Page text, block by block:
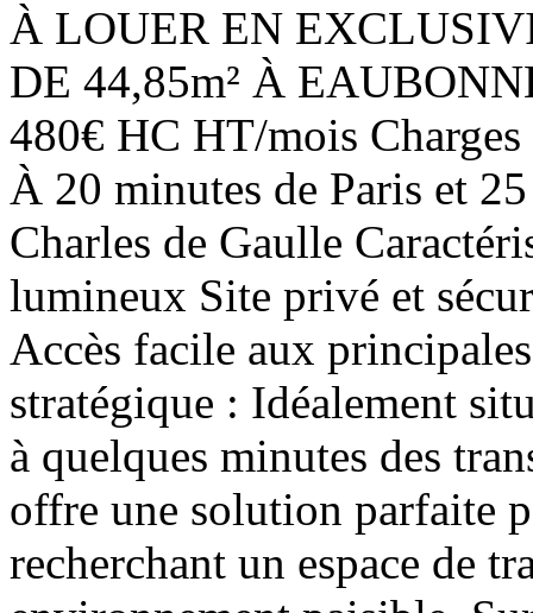
À LOUER EN
DE 44,85m² À
480€ HC HT/mois
À 20 minutes de Paris et
Charles de Gaulle
lumineux Site privé et
Accès facile aux
stratégique : Idéalement
à quelques minutes des
offre une solution parfaite
recherchant un espace de